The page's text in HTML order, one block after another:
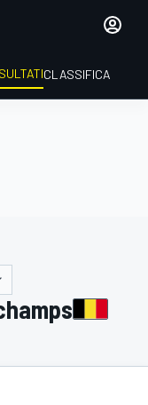
CLASSIFICA